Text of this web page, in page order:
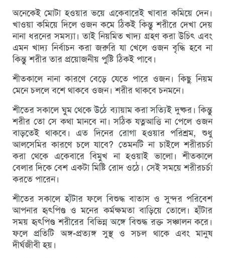
অনেকেই মোটা হওয়ার ভয়ে একেবারেই খাবার কমিয়ে দেন।
খাওয়া কমিয়ে দিলে ওজন কমে ঠিকই কিন্তু শরীরে দেখা দেয়
নানা ধরনের সমস্যা। তাই নিয়মিত খাদ্য গ্রহণ করা উচিৎ এবং
এমন খাদ্য নির্বাচন করা জরুরি যা খেলে ওজন বৃদ্ধি হবে না
কিন্তু শরীর তার প্রয়োজনীয় পুষ্টি ঠিকই পাবে।
শীতকালে নানা কারণে বেড়ে যেতে পারে ওজন। কিছু নিয়ম
মেনে চললে বশে থাকবে ওজন। শরীর থাকবে চনমনে।
শীতের সকালে ঘুম থেকে উঠে ব্যায়াম করা সত্যিই দুষ্কর। কিন্তু
শরীর তো সে কথা মানবে না। সঠিক যত্নআত্তি না পেলে ওজন
বাড়তেই থাকবে। এত দিনের রোগা হওয়ার পরিশ্রম, শুধু
আলসেমির কারণে চলে যাবে? তেমনটি না চাইলে শরীরচর্চা
করা থেকে একেবারে বিমুখ না হওয়াই ভালো। শীতকালে
বেলার দিকে বেশ একটা মিষ্টি রোদ ওঠে। সেই সময়ে শরীরচর্চা
করতে পারেন।
শীতের সকালে হাঁটার ফলে বিশুদ্ধ বাতাস ও সুন্দর পরিবেশ
আপনার হৃৎপিণ্ড ও মনের কর্মক্ষমতা বাড়িয়ে তোলে। হাঁটার
সময় হৃৎপিণ্ড শরীরের বিভিন্ন অঙ্গে বিশুদ্ধ রক্ত সঞ্চালন করে।
ফলে প্রতিটি অঙ্গ-প্রত্যঙ্গ সুস্থ ও সচল থাকে এবং মানুষ
দীর্ঘজীবী হয়।